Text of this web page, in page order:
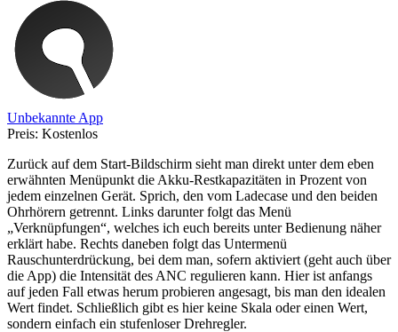
Unbekannte App
Preis: Kostenlos
Zurück auf dem Start-Bildschirm sieht man direkt unter dem eben
erwähnten Menüpunkt die Akku-Restkapazitäten in Prozent von
jedem einzelnen Gerät. Sprich, den vom Ladecase und den beiden
Ohrhörern getrennt. Links darunter folgt das Menü
„Verknüpfungen“, welches ich euch bereits unter Bedienung näher
erklärt habe. Rechts daneben folgt das Untermenü
Rauschunterdrückung, bei dem man, sofern aktiviert (geht auch über
die App) die Intensität des ANC regulieren kann. Hier ist anfangs
auf jeden Fall etwas herum probieren angesagt, bis man den idealen
Wert findet. Schließlich gibt es hier keine Skala oder einen Wert,
sondern einfach ein stufenloser Drehregler.